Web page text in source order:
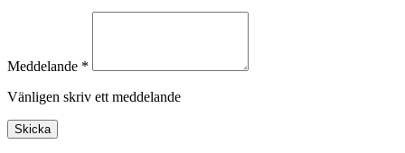
Meddelande *
Vänligen skriv ett meddelande
Skicka